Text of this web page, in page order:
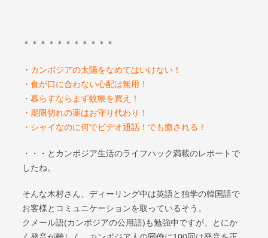
＊＊＊＊＊＊＊＊＊＊＊
・カンボジアの太陽をなめてはいけない！
・食が口に合わない心配は無用！
・暮らすならまず蚊帳を買え！
・期限切れの薬はお守り代わり！
・シャイなのに何でビデオ通話！でも癒される！
・・・とカンボジア生活のライフハック満載のレポートで
したね。
そんな木村さん、ディーリング中は英語と独学の韓国語で
お客様とコミュニケーションを取っているそう。
クメール語(カンボジアの公用語)も勉強中ですが、とにか